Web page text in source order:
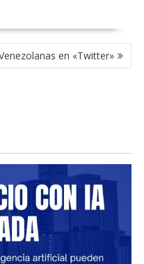
en «Twitter»